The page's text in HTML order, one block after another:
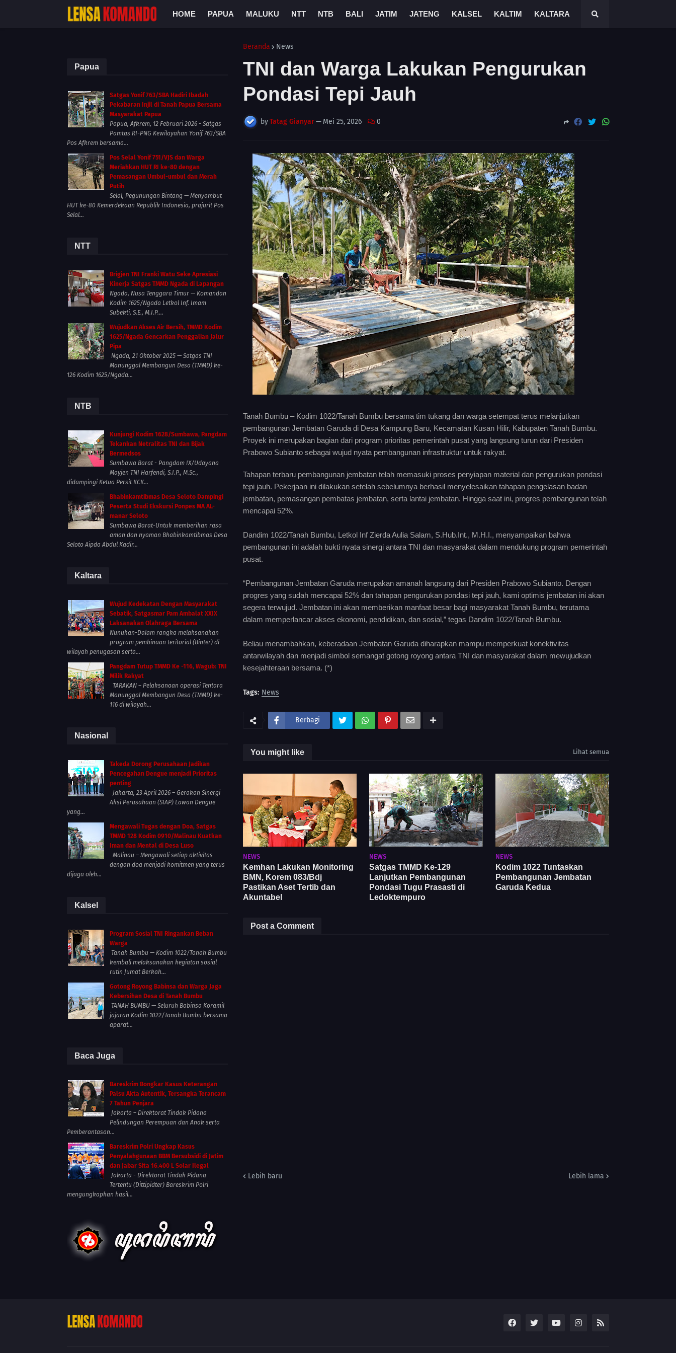
HOME PAPUA MALUKU NTT NTB BALI JATIM JATENG KALSEL KALTIM KALTARA
Beranda News
TNI dan Warga Lakukan Pengurukan
Pondasi Tepi Jauh
byTatag Gianyar— Mei 25, 2026 0
Tanah Bumbu – Kodim 1022/Tanah Bumbu bersama tim tukang dan warga setempat terus melanjutkan
pembangunan Jembatan Garuda di Desa Kampung Baru, Kecamatan Kusan Hilir, Kabupaten Tanah Bumbu.
Proyek ini merupakan bagian dari program prioritas pemerintah pusat yang langsung turun dari Presiden
Prabowo Subianto sebagai wujud nyata pembangunan infrastruktur untuk rakyat.
Tahapan terbaru pembangunan jembatan telah memasuki proses penyiapan material dan pengurukan pondasi
tepi jauh. Pekerjaan ini dilakukan setelah sebelumnya berhasil menyelesaikan tahapan pengelasan badan
jembatan, pemasangan pembatas jembatan, serta lantai jembatan. Hingga saat ini, progres pembangunan telah
mencapai 52%.
Dandim 1022/Tanah Bumbu, Letkol Inf Zierda Aulia Salam, S.Hub.Int., M.H.I., menyampaikan bahwa
pembangunan ini adalah bukti nyata sinergi antara TNI dan masyarakat dalam mendukung program pemerintah
pusat.
“Pembangunan Jembatan Garuda merupakan amanah langsung dari Presiden Prabowo Subianto. Dengan
progres yang sudah mencapai 52% dan tahapan pengurukan pondasi tepi jauh, kami optimis jembatan ini akan
segera terwujud. Jembatan ini akan memberikan manfaat besar bagi masyarakat Tanah Bumbu, terutama
dalam memperlancar akses ekonomi, pendidikan, dan sosial,” tegas Dandim 1022/Tanah Bumbu.
Beliau menambahkan, keberadaan Jembatan Garuda diharapkan mampu memperkuat konektivitas
antarwilayah dan menjadi simbol semangat gotong royong antara TNI dan masyarakat dalam mewujudkan
kesejahteraan bersama. (*)
Tags: News
Berbagi
You might like Lihat semua
NEWS
Kemhan Lakukan Monitoring
BMN, Korem 083/Bdj
Pastikan Aset Tertib dan
Akuntabel
NEWS
Satgas TMMD Ke-129
Lanjutkan Pembangunan
Pondasi Tugu Prasasti di
Ledoktempuro
NEWS
Kodim 1022 Tuntaskan
Pembangunan Jembatan
Garuda Kedua
Post a Comment
Lebih baru Lebih lama
Papua
Satgas Yonif 763/SBA Hadiri Ibadah
Pekabaran Injil di Tanah Papua Bersama
Masyarakat Papua
Papua, Afkrem, 12 Februari 2026 - Satgas
Pamtas RI-PNG Kewilayahan Yonif 763/SBA
Pos Afkrem bersama...
Pos Selal Yonif 751/VJS dan Warga
Meriahkan HUT RI ke-80 dengan
Pemasangan Umbul-umbul dan Merah
Putih
Selal, Pegunungan Bintang — Menyambut
HUT ke-80 Kemerdekaan Republik Indonesia, prajurit Pos
Selal...
NTT
Brigjen TNI Franki Watu Seke Apresiasi
Kinerja Satgas TMMD Ngada di Lapangan
Ngada, Nusa Tenggara Timur — Komandan
Kodim 1625/Ngada Letkol Inf. Imam
Subekti, S.E., M.I.P....
Wujudkan Akses Air Bersih, TMMD Kodim
1625/Ngada Gencarkan Penggalian Jalur
Pipa
Ngada, 21 Oktober 2025 — Satgas TNI
Manunggal Membangun Desa (TMMD) ke-
126 Kodim 1625/Ngada...
NTB
Kunjungi Kodim 1628/Sumbawa, Pangdam
Tekankan Netralitas TNI dan Bijak
Bermedsos
Sumbawa Barat - Pangdam IX/Udayana
Mayjen TNI Harfendi, S.I.P., M.Sc.,
didampingi Ketua Persit KCK...
Bhabinkamtibmas Desa Seloto Dampingi
Peserta Studi Ekskursi Ponpes MA AL-
manar Seloto
Sumbawa Barat-Untuk memberikan rasa
aman dan nyaman Bhabinkamtibmas Desa
Seloto Aipda Abdul Kadir...
Kaltara
Wujud Kedekatan Dengan Masyarakat
Sebatik, Satgasmar Pam Ambalat XXIX
Laksanakan Olahraga Bersama
Nunukan-Dalam rangka melaksanakan
program pembinaan teritorial (Binter) di
wilayah penugasan serta...
Pangdam Tutup TMMD Ke -116, Wagub: TNI
Milik Rakyat
TARAKAN – Pelaksanaan operasi Tentara
Manunggal Membangun Desa (TMMD) ke-
116 di wilayah...
Nasional
Takeda Dorong Perusahaan Jadikan
Pencegahan Dengue menjadi Prioritas
penting
Jakarta, 23 April 2026 – Gerakan Sinergi
Aksi Perusahaan (SIAP) Lawan Dengue
yang...
Mengawali Tugas dengan Doa, Satgas
TMMD 128 Kodim 0910/Malinau Kuatkan
Iman dan Mental di Desa Luso
Malinau – Mengawali setiap aktivitas
dengan doa menjadi komitmen yang terus
dijaga oleh...
Kalsel
Program Sosial TNI Ringankan Beban
Warga
Tanah Bumbu — Kodim 1022/Tanah Bumbu
kembali melaksanakan kegiatan sosial
rutin Jumat Berkah...
Gotong Royong Babinsa dan Warga Jaga
Kebersihan Desa di Tanah Bumbu
TANAH BUMBU — Seluruh Babinsa Koramil
jajaran Kodim 1022/Tanah Bumbu bersama
aparat...
Baca Juga
Bareskrim Bongkar Kasus Keterangan
Palsu Akta Autentik, Tersangka Terancam
7 Tahun Penjara
Jakarta – Direktorat Tindak Pidana
Pelindungan Perempuan dan Anak serta
Pemberantasan...
Bareskrim Polri Ungkap Kasus
Penyalahgunaan BBM Bersubsidi di Jatim
dan Jabar Sita 16.400 L Solar Ilegal
Jakarta - Direktorat Tindak Pidana
Tertentu (Dittipidter) Bareskrim Polri
mengungkapkan hasil...